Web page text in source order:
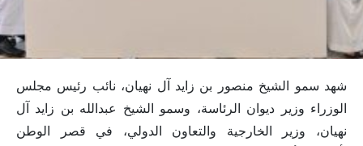
شهد سمو الشيخ منصور بن زايد آل نهيان، نائب رئيس مجلس
الوزراء وزير ديوان الرئاسة، وسمو الشيخ عبدالله بن زايد آل
نهيان، وزير الخارجية والتعاون الدولي، في قصر الوطن